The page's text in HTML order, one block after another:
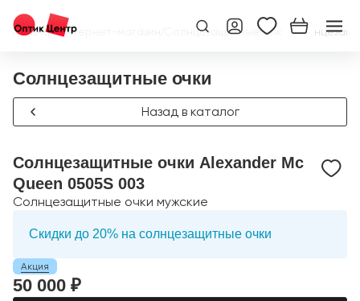
Главная/Интернет-магазин Солнцезащитные очки /
Солнцезащитные очки
Назад в каталог
Солнцезащитные очки Alexander Mc
Queen 0505S 003
Солнцезащитные очки мужские
Скидки до 20% на солнцезащитные очки
Акция
50 000 ₽